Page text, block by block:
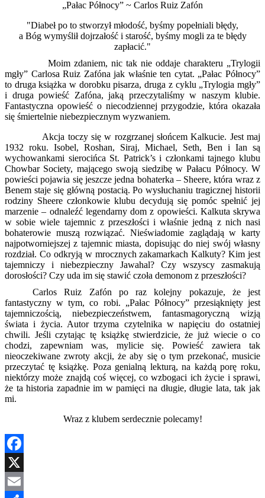
„Pałac Północy” ~ Carlos Ruiz Zafón
"Diabeł po to stworzył młodość, byśmy popełniali błędy,
a Bóg wymyślił dojrzałość i starość, byśmy mogli za te błędy
zapłacić."
Moim zdaniem, nic tak nie oddaje charakteru „Trylogii
mgły” Carlosa Ruiz Zafóna jak właśnie ten cytat. „Pałac Północy”
to druga książka w dorobku pisarza, druga z cyklu „Trylogia mgły”
i druga powieść Zafóna, jaką przeczytaliśmy w naszym klubie.
Fantastyczna opowieść o niecodziennej przygodzie, która okazała
się śmiertelnie niebezpiecznym wyzwaniem.
Akcja toczy się w rozgrzanej słońcem Kalkucie. Jest maj
1932 roku. Isobel, Roshan, Siraj, Michael, Seth, Ben i Ian są
wychowankami sierocińca St. Patrick’s i członkami tajnego klubu
Chowbar Society, mającego swoją siedzibę w Pałacu Północy. W
powieści pojawia się jeszcze jedna bohaterka – Sheere, która wraz z
Benem staje się główną postacią. Po wysłuchaniu tragicznej historii
rodziny Sheere członkowie klubu decydują się pomóc spełnić jej
marzenie – odnaleźć legendarny dom z opowieści. Kalkuta skrywa
w sobie wiele tajemnic z przeszłości i właśnie jedną z nich nasi
bohaterowie muszą rozwiązać. Nieświadomie zaglądają w karty
najpotworniejszej z tajemnic miasta, dopisując do niej swój własny
rozdział. Co odkryją w mrocznych zakamarkach Kalkuty? Kim jest
tajemniczy i niebezpieczny Jawahal? Czy wszyscy zasmakują
dorosłości? Czy uda im się stawić czoła demonom z przeszłości?
Carlos Ruiz Zafón po raz kolejny pokazuje, że jest
fantastyczny w tym, co robi. „Pałac Północy” przesiąknięty jest
tajemniczością, niebezpieczeństwem, fantasmagoryczną wizją
świata i życia. Autor trzyma czytelnika w napięciu do ostatniej
chwili. Jeśli czytając tę książkę stwierdzicie, że już wiecie o co
chodzi, zapewniam was, mylicie się. Powieść zawiera tak
nieoczekiwane zwroty akcji, że aby się o tym przekonać, musicie
przeczytać tę książkę. Poza genialną lekturą, na każdą porę roku,
niektórzy może znajdą coś więcej, co wzbogaci ich życie i sprawi,
że ta historia zapadnie im w pamięci na długie, długie lata, tak jak
mi.
Wraz z klubem serdecznie polecamy!
Facebook
X